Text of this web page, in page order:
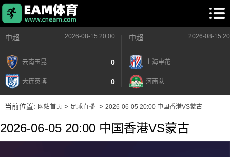
中超 2026-08-15 20:00
云南玉昆 0
大连英博 0
中超 2026-08-15
上海申花
河南队
当前位置: 网站首页> 足球直播> 2026-06-05 20:00 中国香港VS蒙古
2026-06-05 20:00 中国香港VS蒙古